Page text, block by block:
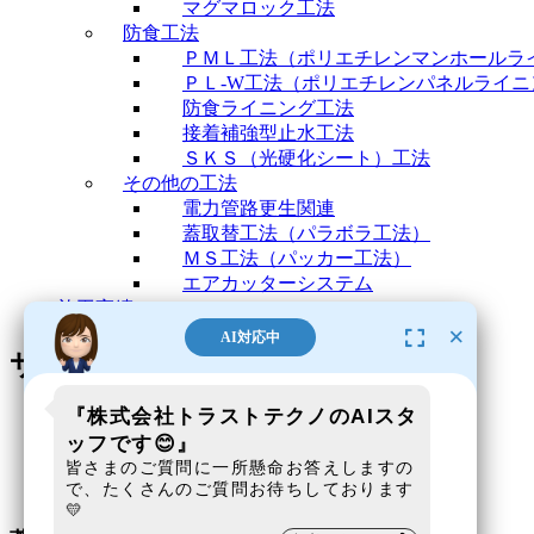
マグマロック工法
防食工法
ＰＭＬ工法（ポリエチレンマンホールラ
ＰＬ-W工法（ポリエチレンパネルライニ
防食ライニング工法
接着補強型止水工法
ＳＫＳ（光硬化シート）工法
その他の工法
電力管路更生関連
蓋取替工法（パラボラ工法）
ＭＳ工法（パッカー工法）
エアカッターシステム
施工実績
サイトポリシー
トップページ
＞
サイトポリシー
AI対応中 ×
『株式会社トラストテクノのAIスタ
ッフです😊』
皆さまのご質問に一所懸命お答えしますの
で、たくさんのご質問お待ちしております
💛